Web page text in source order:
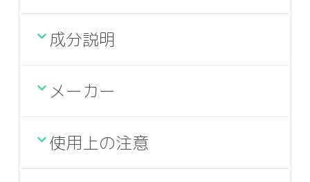
成分説明
メーカー
使用上の注意